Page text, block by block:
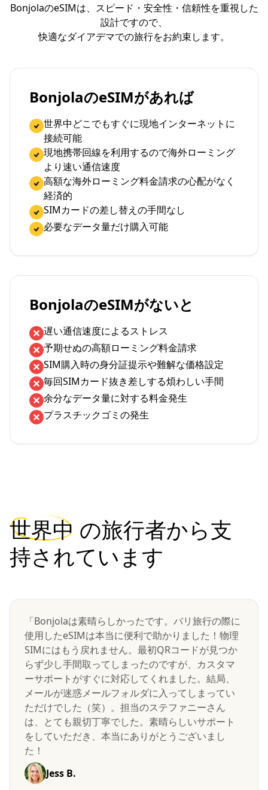
BonjolaのeSIMは、スピード・安全性・信頼性を重視した
設計ですので、
快適なダイアデマでの旅行をお約束します。
BonjolaのeSIMがあれば
世界中どこでもすぐに現地インターネットに
接続可能
現地携帯回線を利用するので海外ローミング
より速い通信速度
高額な海外ローミング料金請求の心配がなく
経済的
SIMカードの差し替えの手間なし
必要なデータ量だけ購入可能
BonjolaのeSIMがないと
遅い通信速度によるストレス
予期せぬの高額ローミング料金請求
SIM購入時の身分証提示や難解な価格設定
毎回SIMカード抜き差しする煩わしい手間
余分なデータ量に対する料金発生
プラスチックゴミの発生
世界中 の旅行者から支
持されています
「Bonjolaは素晴らしかったです。バリ旅行の際に
使用したeSIMは本当に便利で助かりました！物理
SIMにはもう戻れません。最初QRコードが見つか
らず少し手間取ってしまったのですが、カスタマ
ーサポートがすぐに対応してくれました。結局、
メールが迷惑メールフォルダに入ってしまってい
ただけでした（笑）。担当のステファニーさん
は、とても親切丁寧でした。素晴らしいサポート
をしていただき、本当にありがとうございまし
た！
Jess B.